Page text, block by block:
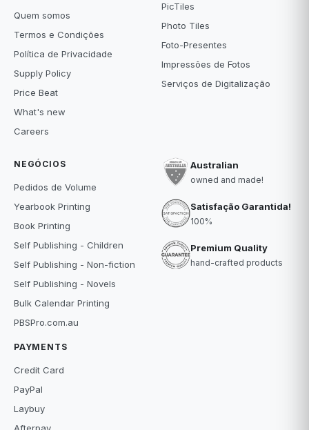
Quem somos
Termos e Condições
Política de Privacidade
Supply Policy
Price Beat
What's new
Careers
PicTiles
Photo Tiles
Foto-Presentes
Impressões de Fotos
Serviços de Digitalização
NEGÓCIOS
Pedidos de Volume
Yearbook Printing
Book Printing
Self Publishing - Children
Self Publishing - Non-fiction
Self Publishing - Novels
Bulk Calendar Printing
PBSPro.com.au
PAYMENTS
Credit Card
PayPal
Laybuy
Australian
owned and made!
Satisfação Garantida!
100%
Premium Quality
hand-crafted products